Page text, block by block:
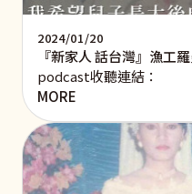
2024/01/20
『新家人 話台灣』漁工
podcast收聽連結：
MORE